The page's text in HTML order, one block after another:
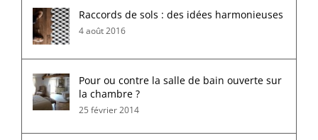
Raccords de sols : des idées harmonieuses
4 août 2016
Pour ou contre la salle de bain ouverte sur
la chambre ?
25 février 2014